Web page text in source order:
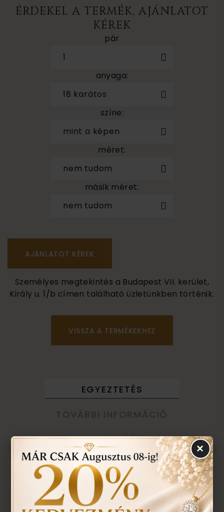
ÉRDEKEL A TERMÉK, AJÁNLATOT
KÉREK
pár
1
anyaga:
18 karátos
színe:
mint a képen
méret:
nem tudom
másik méret:
nem tudom
Személyes megtekintés a Budapest VII. kerület,
Király u. 1/b címen található üzletünkben történik.
VISSZA A TERMÉKEKHEZ
EGYEZTETÉS
TUDNIVALÓK
Karikagyűrű kollekciónk minden darabját saját
ötvös műhelyünkben készítjük. Amennyiben
teljesen más elképzelése van, vagy változtatna
egy modellünkön, mondjuk az egyik
×